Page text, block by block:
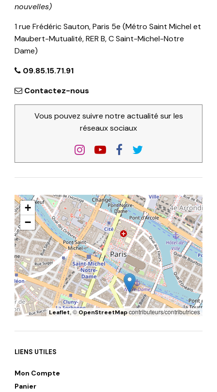
nouvelles)
1 rue Frédéric Sauton, Paris 5e (Métro Saint Michel et
Maubert-Mutualité, RER B, C Saint-Michel-Notre
Dame)
09.85.15.71.91
Contactez-nous
Vous pouvez suivre notre actualité sur les
réseaux sociaux
+
−
Leaflet, ©OpenStreetMapcontributeurs/contributrices
LIENS UTILES
Mon Compte
Panier